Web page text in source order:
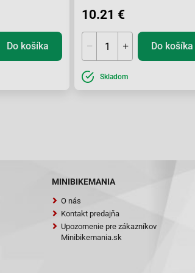
EBS/RSE
CUV E 4x4
4�4/ e CVT
Do košíka
10.21 €
Do košíka
Skladom
MINIBIKEMANIA
O nás
Kontakt predajňa
Upozornenie pre zákazníkov
Minibikemania.sk